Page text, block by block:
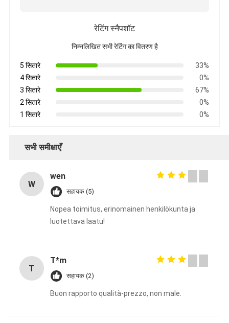
रेटिंग स्नैपशॉट
निम्नलिखित सभी रेटिंग का वितरण है
5 सितारे
33%
4 सितारे
0%
3 सितारे
67%
2 सितारे
0%
1 सितारे
0%
सभी समीक्षाएँ
W
wen
सहायक (5)
Nopea toimitus, erinomainen henkilökunta ja
luotettava laatu!
T
T*m
सहायक (2)
Buon rapporto qualità-prezzo, non male.